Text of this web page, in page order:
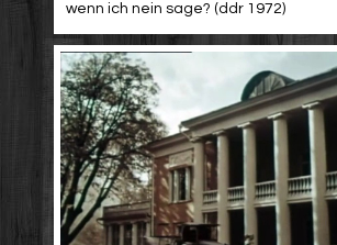
wenn ich nein sage? (ddr 1972)